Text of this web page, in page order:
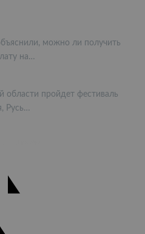
можно ли получить
на…
области пройдет фестиваль
Русь…